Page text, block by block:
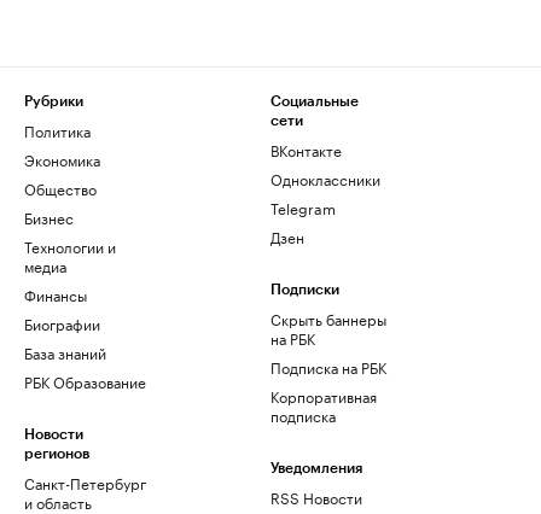
Рубрики
Политика
Экономика
Общество
Бизнес
Технологии и
медиа
Финансы
Биографии
База знаний
РБК Образование
Новости
регионов
Санкт-Петербург
и область
Социальные
сети
ВКонтакте
Одноклассники
Telegram
Дзен
Подписки
Скрыть баннеры
на РБК
Подписка на РБК
Корпоративная
подписка
Уведомления
RSS Новости